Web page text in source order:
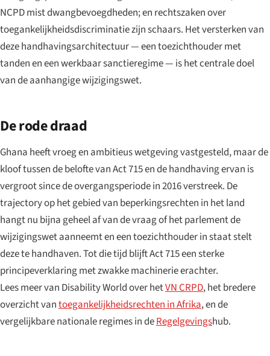
NCPD mist dwangbevoegdheden; en rechtszaken over
toegankelijkheidsdiscriminatie zijn schaars. Het versterken van
deze handhavingsarchitectuur — een toezichthouder met
tanden en een werkbaar sanctieregime — is het centrale doel
van de aanhangige wijzigingswet.
De rode draad
Ghana heeft vroeg en ambitieus wetgeving vastgesteld, maar de
kloof tussen de belofte van Act 715 en de handhaving ervan is
vergroot since de overgangsperiode in 2016 verstreek. De
trajectory op het gebied van beperkingsrechten in het land
hangt nu bijna geheel af van de vraag of het parlement de
wijzigingswet aanneemt en een toezichthouder in staat stelt
deze te handhaven. Tot die tijd blijft Act 715 een sterke
principeverklaring met zwakke machinerie erachter.
Lees meer van Disability World over hetVN CRPD, het bredere
overzicht vantoegankelijkheidsrechten in Afrika, en de
vergelijkbare nationale regimes in deRegelgevingshub.